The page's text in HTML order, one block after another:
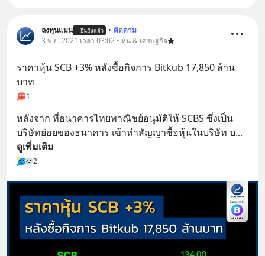
ลงทุนแมน ยืนยันแล้ว • ติดตาม
3 พ.ย. 2021 เวลา 03:02 • หุ้น & เศรษฐกิจ
ราคาหุ้น SCB +3% หลังซื้อกิจการ Bitkub 17,850 ล้าน
บาท
1
หลังจาก ที่ธนาคารไทยพาณิชย์อนุมัติให้ SCBS ซึ่งเป็น
บริษัทย่อยของธนาคาร เข้าทำสัญญาซื้อหุ้นในบริษัท บ...
ดูเพิ่มเติม
2